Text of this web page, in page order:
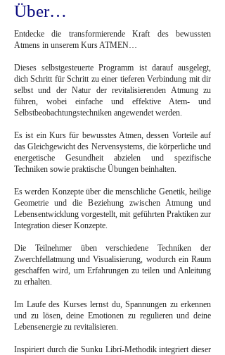
Über…
Entdecke die transformierende Kraft des bewussten
Atmens in unserem Kurs ATMEN…
Dieses selbstgesteuerte Programm ist darauf ausgelegt,
dich Schritt für Schritt zu einer tieferen Verbindung mit dir
selbst und der Natur der revitalisierenden Atmung zu
führen, wobei einfache und effektive Atem- und
Selbstbeobachtungstechniken angewendet werden.
Es ist ein Kurs für bewusstes Atmen, dessen Vorteile auf
das Gleichgewicht des Nervensystems, die körperliche und
energetische Gesundheit abzielen und spezifische
Techniken sowie praktische Übungen beinhalten.
Es werden Konzepte über die menschliche Genetik, heilige
Geometrie und die Beziehung zwischen Atmung und
Lebensentwicklung vorgestellt, mit geführten Praktiken zur
Integration dieser Konzepte.
Die Teilnehmer üben verschiedene Techniken der
Zwerchfellatmung und Visualisierung, wodurch ein Raum
geschaffen wird, um Erfahrungen zu teilen und Anleitung
zu erhalten.
Im Laufe des Kurses lernst du, Spannungen zu erkennen
und zu lösen, deine Emotionen zu regulieren und deine
Lebensenergie zu revitalisieren.
Inspiriert durch die Sunku Librí-Methodik integriert dieser